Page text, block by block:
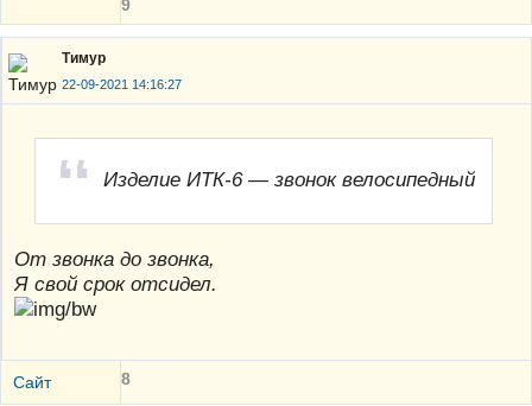
9
Тимур
22-09-2021 14:16:27
Изделие ИТК-6 — звонок велосипедный
От звонка до звонка,
Я свой срок отсидел.
Сайт 8